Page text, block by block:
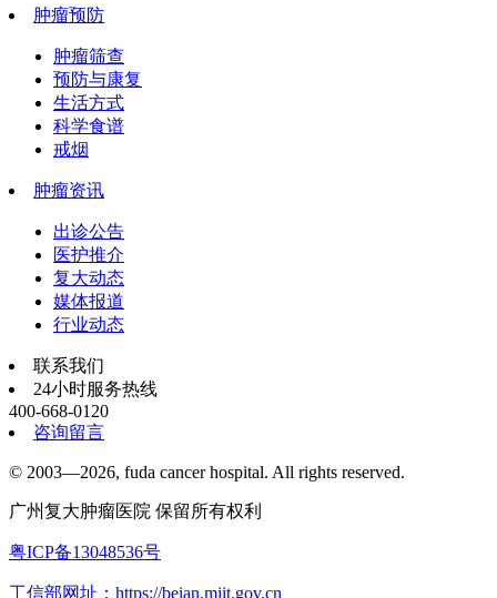
肿瘤预防
肿瘤筛查
预防与康复
生活方式
科学食谱
戒烟
肿瘤资讯
出诊公告
医护推介
复大动态
媒体报道
行业动态
联系我们
24小时服务热线
400-668-0120
咨询留言
© 2003—2026, fuda cancer hospital. All rights reserved.
广州复大肿瘤医院 保留所有权利
粤ICP备13048536号
工信部网址：https://beian.miit.gov.cn